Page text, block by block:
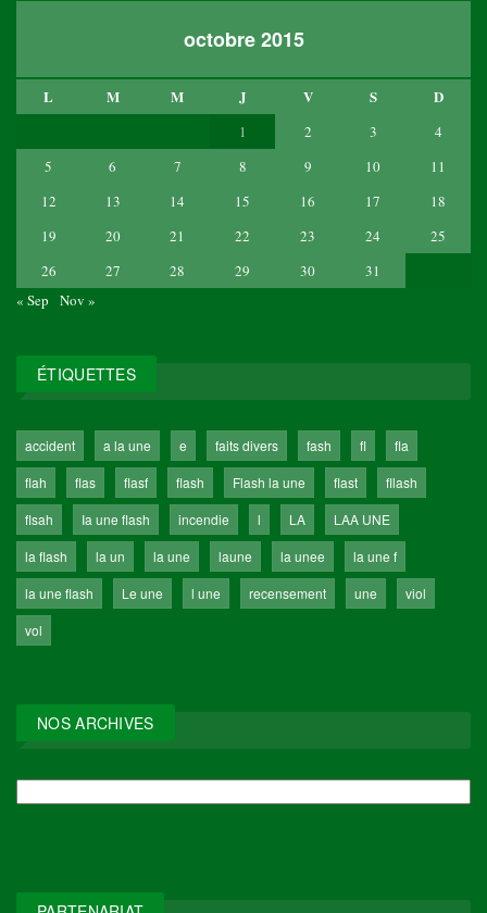
octobre 2015
L M M J V S D
1 2 3
4
5
6 7 8 9 10
11
12
13 14 15 16 17
18
19
20 21 22 23 24
25
26
27 28 29 30
31
« Sep
Nov »
ÉTIQUETTES
accident a la une e faits divers fash fl
fla
flah
flas flasf flash Flash la une flast
fllash
flsah
Ia une flash incendie l LA
LAA UNE
la flash
la un la une laune la unee
la une f
la une flash
Le une l une recensement une
viol
vol
NOS ARCHIVES